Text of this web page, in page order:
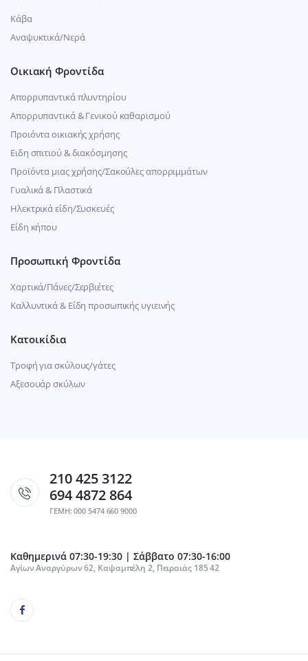
Κάβα
Αναψυκτικά/Νερά
Οικιακή Φροντίδα
Απορρυπαντικά πλυντηρίου
Απορρυπαντικά & Γενικού καθαρισμού
Προιόντα οικιακής χρήσης
Ειδη σπιτιού & διακόσμησης
Προϊόντα μιας χρήσης/Σακούλες απορριμμάτων
Γυαλικά & Πλαστικά
Ηλεκτρικά είδη/Συσκευές
Είδη κήπου
Προσωπική Φροντίδα
Χαρτικά/Πάνες/Σερβιέτες
Καλλυντικά & Είδη προσωπικής υγιεινής
Κατοικίδια
Τροφή για σκύλους/γάτες
Αξεσουάρ σκύλων
210 425 3122
694 4872 864
ΓΕΜΗ: 000 5474 660 9000
Καθημερινά 07:30-19:30 | Σάββατο 07:30-16:00
Αγίων Αναργύρων 62, Καψαμπέλη 2, Πειραιάς 185 42